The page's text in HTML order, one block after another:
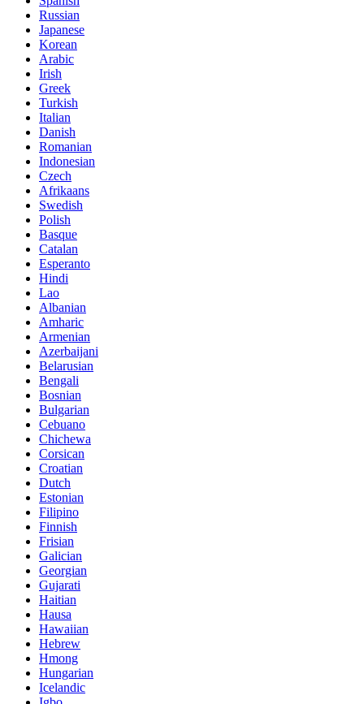
Russian
Japanese
Korean
Arabic
Irish
Greek
Turkish
Italian
Danish
Romanian
Indonesian
Czech
Afrikaans
Swedish
Polish
Basque
Catalan
Esperanto
Hindi
Lao
Albanian
Amharic
Armenian
Azerbaijani
Belarusian
Bengali
Bosnian
Bulgarian
Cebuano
Chichewa
Corsican
Croatian
Dutch
Estonian
Filipino
Finnish
Frisian
Galician
Georgian
Gujarati
Haitian
Hausa
Hawaiian
Hebrew
Hmong
Hungarian
Icelandic